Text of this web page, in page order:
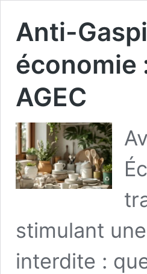
Anti-
économie
AGEC
stimulant
interdite :